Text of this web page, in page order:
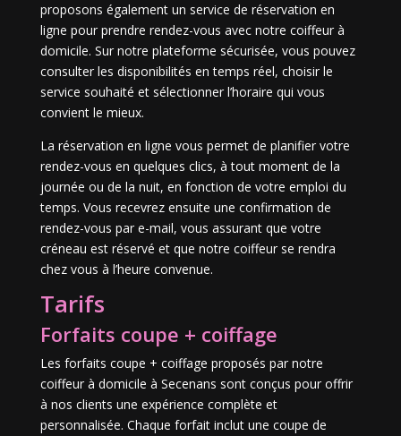
proposons également un service de réservation en
ligne pour prendre rendez-vous avec notre coiffeur à
domicile. Sur notre plateforme sécurisée, vous pouvez
consulter les disponibilités en temps réel, choisir le
service souhaité et sélectionner l’horaire qui vous
convient le mieux.
La réservation en ligne vous permet de planifier votre
rendez-vous en quelques clics, à tout moment de la
journée ou de la nuit, en fonction de votre emploi du
temps. Vous recevrez ensuite une confirmation de
rendez-vous par e-mail, vous assurant que votre
créneau est réservé et que notre coiffeur se rendra
chez vous à l’heure convenue.
Tarifs
Forfaits coupe + coiffage
Les forfaits coupe + coiffage proposés par notre
coiffeur à domicile à Secenans sont conçus pour offrir
à nos clients une expérience complète et
personnalisée. Chaque forfait inclut une coupe de